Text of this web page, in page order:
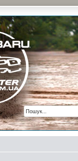
Think. Feel.